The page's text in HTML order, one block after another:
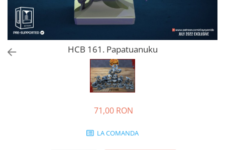
HCB 161. Papatuanuku
71,00 RON
LA COMANDA